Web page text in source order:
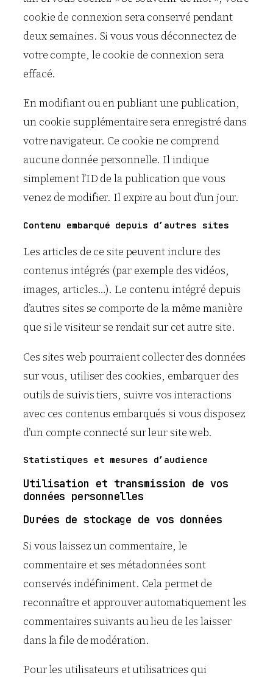
cookie de connexion sera conservé pendant
deux semaines. Si vous vous déconnectez de
votre compte, le cookie de connexion sera
effacé.
En modifiant ou en publiant une publication,
un cookie supplémentaire sera enregistré dans
votre navigateur. Ce cookie ne comprend
aucune donnée personnelle. Il indique
simplement l’ID de la publication que vous
venez de modifier. Il expire au bout d’un jour.
Contenu embarqué depuis d’autres sites
Les articles de ce site peuvent inclure des
contenus intégrés (par exemple des vidéos,
images, articles…). Le contenu intégré depuis
d’autres sites se comporte de la même manière
que si le visiteur se rendait sur cet autre site.
Ces sites web pourraient collecter des données
sur vous, utiliser des cookies, embarquer des
outils de suivis tiers, suivre vos interactions
avec ces contenus embarqués si vous disposez
d’un compte connecté sur leur site web.
Statistiques et mesures d’audience
Utilisation et transmission de vos
données personnelles
Durées de stockage de vos données
Si vous laissez un commentaire, le
commentaire et ses métadonnées sont
conservés indéfiniment. Cela permet de
reconnaître et approuver automatiquement les
commentaires suivants au lieu de les laisser
dans la file de modération.
Pour les utilisateurs et utilisatrices qui